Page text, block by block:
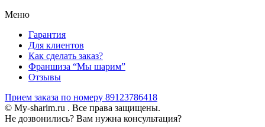
Меню
Гарантия
Для клиентов
Как сделать заказ?
Франшиза “Мы шарим”
Отзывы
Прием заказа по номеру 89123786418
© My-sharim.ru . Все права защищены.
Не дозвонились? Вам нужна консультация?